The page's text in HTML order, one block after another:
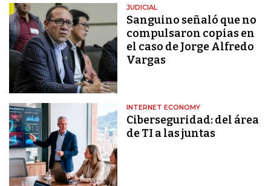
JUDICIAL
Sanguino señaló que no
compulsaron copias en
el caso de Jorge Alfredo
Vargas
INTERNET ECONOMY
Ciberseguridad: del área
de TI a las juntas